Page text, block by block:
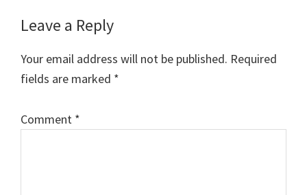
Reader
Interactions
Leave a Reply
Your email address will not be published. Required
fields are marked *
Comment *